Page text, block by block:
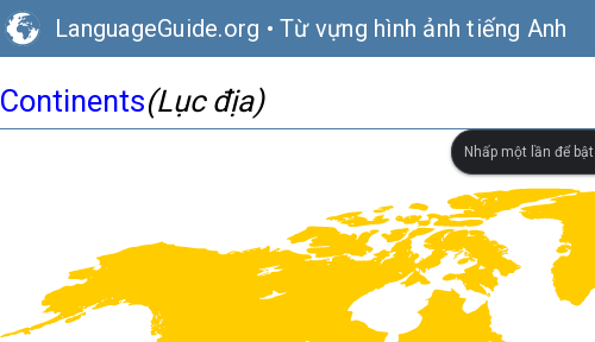
LanguageGuide.org • Từ vựng hình ảnh tiếng Anh
Continents(Lục địa)
Nhấp một lần để